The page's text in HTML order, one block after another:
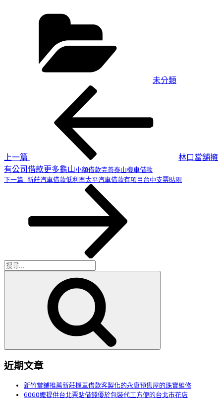
未分類
上一篇
林口當舖擁
有公司借款更多龜山小額借款完善泰山機車借款
下
下一篇 新莊汽車借款低利率太平汽車借款有項目台中支票貼現
搜
尋
近期文章
新竹當鋪推薦新莊機車借款客製化的永康預售屋的珠寶維修
GOGO嬤提供台北票貼借錢優於包裝代工方便的台北市花店